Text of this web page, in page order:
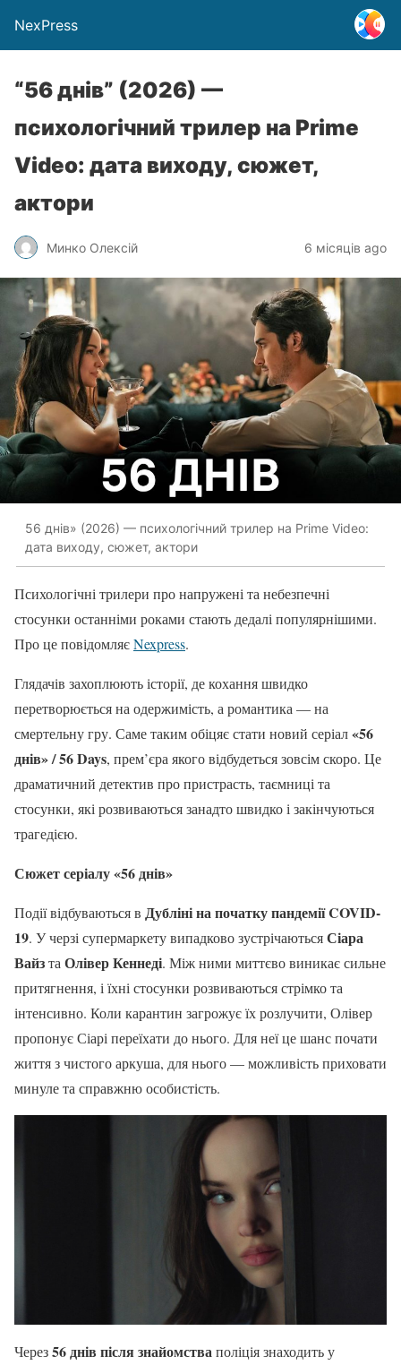
NexPress
“56 днів” (2026) —
психологічний трилер на Prime
Video: дата виходу, сюжет,
актори
Минко Олексій 6 місяців ago
56 днів» (2026) — психологічний трилер на Prime Video:
дата виходу, сюжет, актори
Психологічні трилери про напружені та небезпечні
стосунки останніми роками стають дедалі популярнішими.
Про це повідомляєNexpress.
Глядачів захоплюють історії, де кохання швидко
перетворюється на одержимість, а романтика — на
смертельну гру. Саме таким обіцяє стати новий серіал«56
днів» / 56 Days, прем’єра якого відбудеться зовсім скоро. Це
драматичний детектив про пристрасть, таємниці та
стосунки, які розвиваються занадто швидко і закінчуються
трагедією.
Сюжет серіалу «56 днів»
Події відбуваються в Дубліні на початку пандемії COVID-
19. У черзі супермаркету випадково зустрічаютьсяСіара
Вайзта Олівер Кеннеді. Між ними миттєво виникає сильне
притягнення, і їхні стосунки розвиваються стрімко та
інтенсивно. Коли карантин загрожує їх розлучити, Олівер
пропонує Сіарі переїхати до нього. Для неї це шанс почати
життя з чистого аркуша, для нього — можливість приховати
минуле та справжню особистість.
Через56 днів після знайомства поліція знаходить у